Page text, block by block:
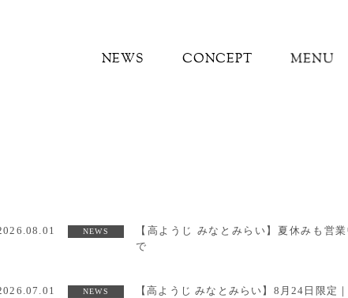
NEWS CONCEPT MENU
NEWS
【高ようじ みなとみらい】夏休みも営
で
NEWS 【高ようじ みなとみらい】8月24日限定